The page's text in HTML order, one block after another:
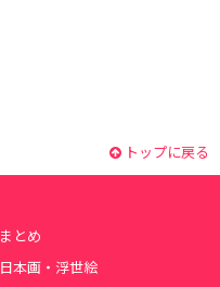
トップに戻る
まとめ
日本画・浮世絵